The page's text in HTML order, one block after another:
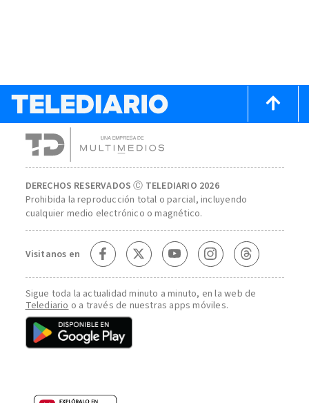
DERECHOS RESERVADOS Ⓒ TELEDIARIO 2026
Prohibida la reproducción total o parcial, incluyendo
cualquier medio electrónico o magnético.
Visitanos en
Sigue toda la actualidad minuto a minuto, en la web de
Telediario o a través de nuestras apps móviles.